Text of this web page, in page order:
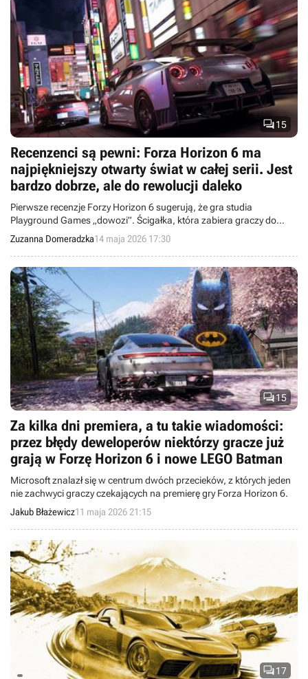
15
Recenzenci są pewni: Forza Horizon 6 ma
najpiękniejszy otwarty świat w całej serii. Jest
bardzo dobrze, ale do rewolucji daleko
Pierwsze recenzje Forzy Horizon 6 sugerują, że gra studia
Playground Games „dowozi”. Ścigałka, która zabiera graczy do
Japonii, dostaje niemal tak dobre oceny, jak „piątka” i „czwórka”.
Zuzanna Domeradzka14 maja 2026 17:30
15
Za kilka dni premiera, a tu takie wiadomości:
przez błędy deweloperów niektórzy gracze już
grają w Forzę Horizon 6 i nowe LEGO Batman
Microsoft znalazł się w centrum dwóch przecieków, z których jeden
nie zachwyci graczy czekających na premierę gry Forza Horizon 6.
Jakub Błażewicz11 maja 2026 21:15
17